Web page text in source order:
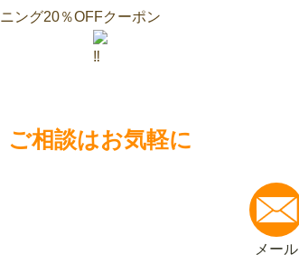
ング20％OFFクーポン
ご相談はお気軽に
メール